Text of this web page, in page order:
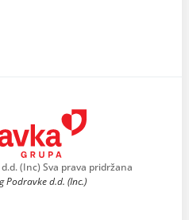
(Inc) Sva prava pridržana
Podravke d.d. (Inc.)